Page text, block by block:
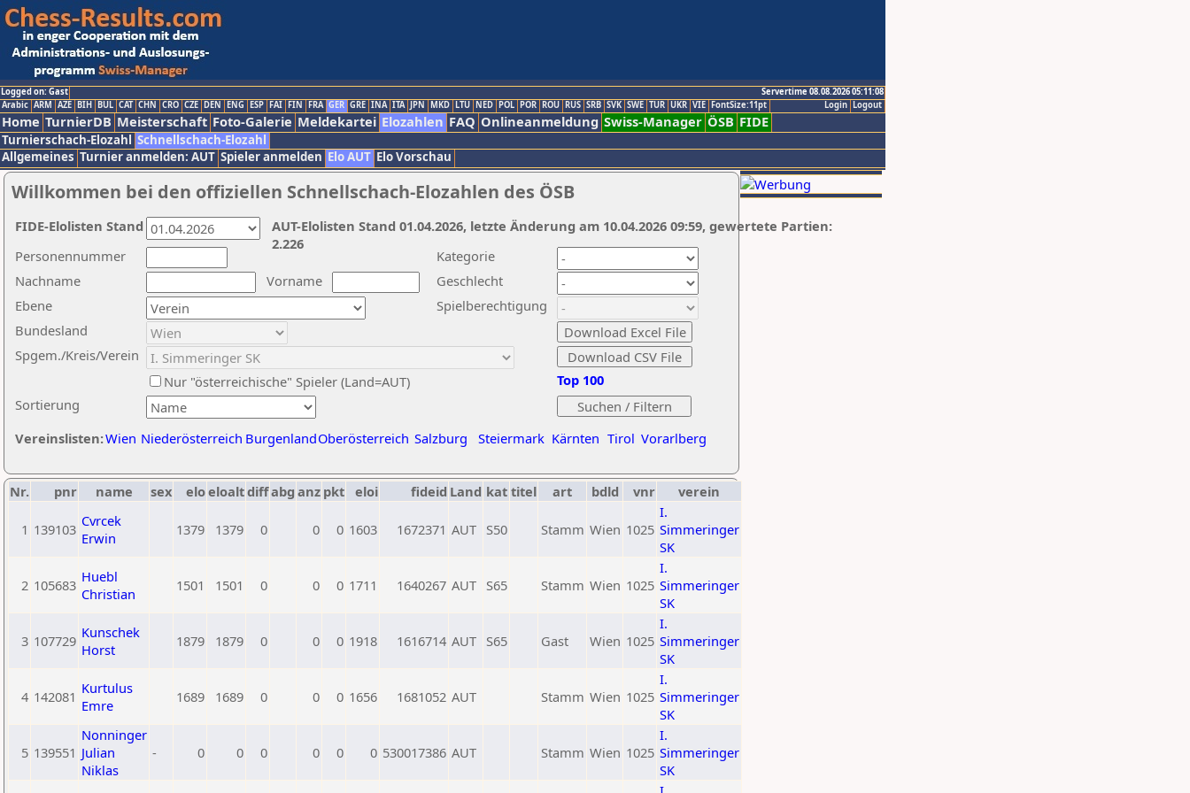
Logged on: Gast
Servertime 08.08.2026 05:11:08
Logout
Login
Arabic ARM AZE BIH BUL CAT CHN CRO CZE DEN ENG ESP FAI FIN FRA GER GRE INA ITA JPN MKD LTU NED POL POR ROU RUS SRB SVK SWE TUR UKR VIE FontSize:11pt
Home TurnierDB Meisterschaft Foto-Galerie Meldekartei Elozahlen FAQ Onlineanmeldung Swiss-Manager ÖSB FIDE
Turnierschach-Elozahl Schnellschach-Elozahl
Allgemeines Turnier anmelden: AUT Spieler anmelden Elo AUT Elo Vorschau
Willkommen bei den offiziellen Schnellschach-Elozahlen des ÖSB
Nachname
Vorname
Ebene
Kategorie
Sortierung
Personennummer
Bundesland
Spgem./Kreis/Verein
Geschlecht
Nur "österreichische" Spieler (Land=AUT)
Spielberechtigung
Vereinslisten:Wien Niederösterreich BurgenlandOberösterreich Salzburg Steiermark Kärnten Tirol Vorarlberg
Top 100
AUT-Elolisten Stand 01.04.2026, letzte Änderung am 10.04.2026 09:59, gewertete Partien:
2.226
FIDE-Elolisten Stand
Nr. pnr name sex eloeloaltdiffabg anz pkt eloi fideid Land kat titel art bdld vnr verein
1 139103 Cvrcek
Erwin
1379 1379 0 0 0 1603 1672371 AUT S50 Stamm Wien 1025
I.
Simmeringer
SK
2 105683 Huebl
Christian
1501 1501 0 0 0 1711 1640267 AUT S65 Stamm Wien 1025
I.
Simmeringer
SK
3 107729 Kunschek
Horst
1879 1879 0 0 0 1918 1616714 AUT S65 Gast Wien 1025
I.
Simmeringer
SK
4 142081 Kurtulus
Emre
1689 1689 0 0 0 1656 1681052 AUT Stamm Wien 1025
I.
Simmeringer
SK
5 139551
Nonninger
Julian
Niklas
- 0 0 0 0 0 0 530017386 AUT Stamm Wien 1025
I.
Simmeringer
SK